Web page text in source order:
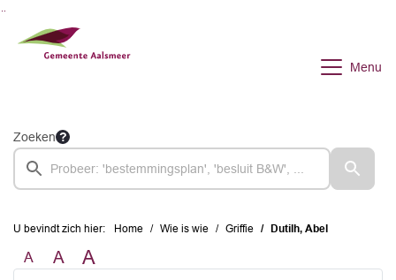
Menu
Zoeken
U bevindt zich hier: Home Wie is wie Griffie Dutilh, Abel
A A A